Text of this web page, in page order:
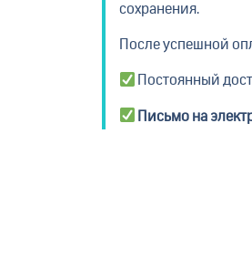
сохранения.
После успешной
Постоянный
Письмо на